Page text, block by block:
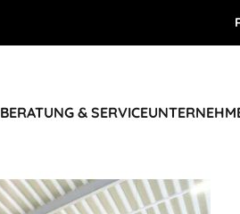
BERATUNG & SERVICE